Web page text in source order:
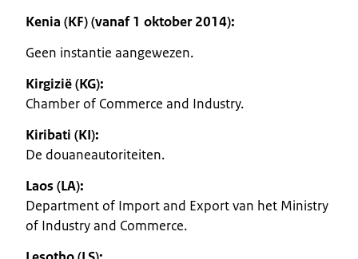
Kenia (KF) (vanaf 1 oktober 2014):
Geen instantie aangewezen.
Kirgizië (KG):
Chamber of Commerce and Industry.
Kiribati (KI):
De douaneautoriteiten.
Laos (LA):
Department of Import and Export van het Ministry
of Industry and Commerce.